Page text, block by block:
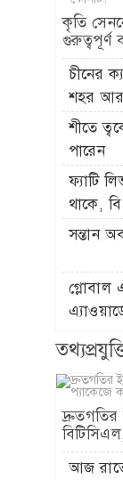
কৃতি
গুরুত্বপূর্ণ
চীনের
শহর আর
শীতে
পারেন
ফ্যাটি
থাকে,
সন্তান
গ্লোবাল
আজ